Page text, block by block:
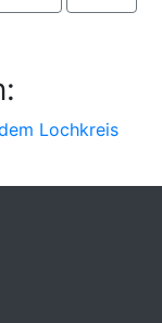
Lochkreis